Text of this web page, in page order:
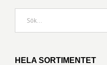
HELA SORTIMENTET